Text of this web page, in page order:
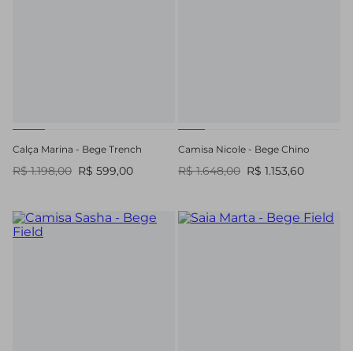
Calça Marina - Bege Trench
R$ 1.198,00 R$ 599,00
Camisa Nicole - Bege Chino
R$ 1.648,00 R$ 1.153,60